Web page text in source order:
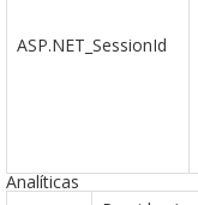
ASP.NET_SessionId
Analíticas